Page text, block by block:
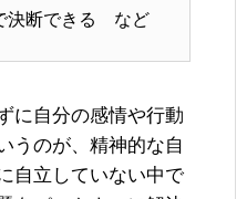
決断できる など
に自分の感情や行動
うのが、精神的な自
自立していない中で